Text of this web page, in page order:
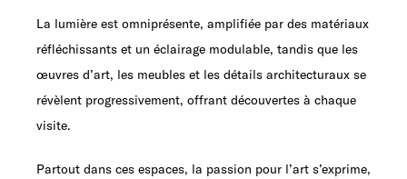
La lumière est omniprésente, amplifiée par des matériaux
réfléchissants et un éclairage modulable, tandis que les
œuvres d’art, les meubles et les détails architecturaux se
révèlent progressivement, offrant découvertes à chaque
visite.
Partout dans ces espaces, la passion pour l’art s’exprime,